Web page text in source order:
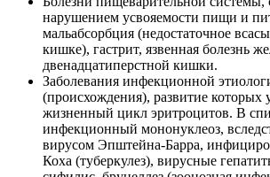
нарушением усвояемости пищи и
мальабсорбция (недостаточное
кишке), гастрит, язвенная болезнь
двенадцатиперстной кишки.
Заболевания инфекционной
(происхождения), развитие которых
жизненный цикл эритроцитов. В
инфекционный мононуклеоз,
вирусом Эпштейна-Барра,
Коха (туберкулез), вирусные